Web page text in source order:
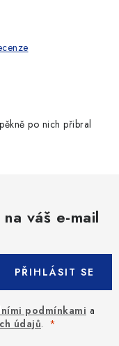
po nich přibral
váš e-mail
podmínkami a
údajů.
PŘIHLÁSIT SE